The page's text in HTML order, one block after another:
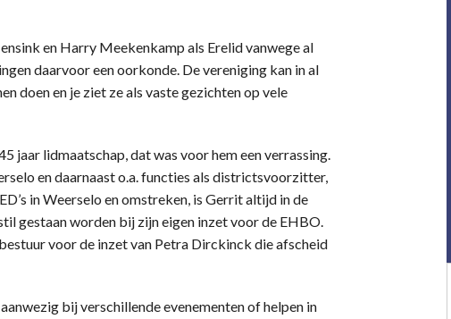
en Harry Meekenkamp als Erelid vanwege al
daarvoor een oorkonde. De vereniging kan in al
doen en je ziet ze als vaste gezichten op vele
jaar lidmaatschap, dat was voor hem een verrassing.
en daarnaast o.a. functies als districtsvoorzitter,
in Weerselo en omstreken, is Gerrit altijd in de
gestaan worden bij zijn eigen inzet voor de EHBO.
voor de inzet van Petra Dirckinck die afscheid
bij verschillende evenementen of helpen in